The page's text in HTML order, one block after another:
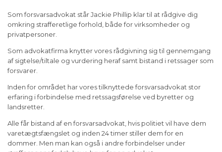
Som forsvarsadvokat står Jackie Phillip klar til at rådgive dig
omkring strafferetlige forhold, både for virksomheder og
privatpersoner.
Som advokatfirma knytter vores rådgivning sig til gennemgang
af sigtelse/tiltale og vurdering heraf samt bistand i retssager som
forsvarer.
Inden for området har vores tilknyttede forsvarsadvokat stor
erfaring i forbindelse med retssagsførelse ved byretter og
landsretter.
Alle får bistand af en forsvarsadvokat, hvis politiet vil have dem
varetægtsfængslet og inden 24 timer stiller dem for en
dommer. Men man kan også i andre forbindelser under